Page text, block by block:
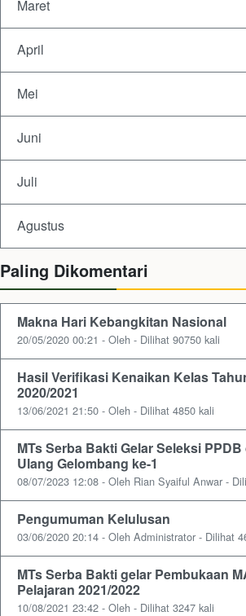
Maret
April
Mei
Juni
Juli
Agustus
Paling Dikomentari
Makna Hari Kebangkitan Nasional
20/05/2020 00:21 - Oleh - Dilihat 90750 kali
Hasil Verifikasi Kenaikan Kelas
2020/2021
13/06/2021 21:50 - Oleh - Dilihat 4850 kali
MTs Serba Bakti Gelar Seleksi
Ulang Gelombang ke-1
08/07/2023 12:08 - Oleh Rian Syaiful Anwar -
Pengumuman Kelulusan
03/06/2020 20:14 - Oleh Administrator - Dilihat
MTs Serba Bakti gelar Pembukaan
Pelajaran 2021/2022
10/08/2021 23:42 - Oleh - Dilihat 3247 kali